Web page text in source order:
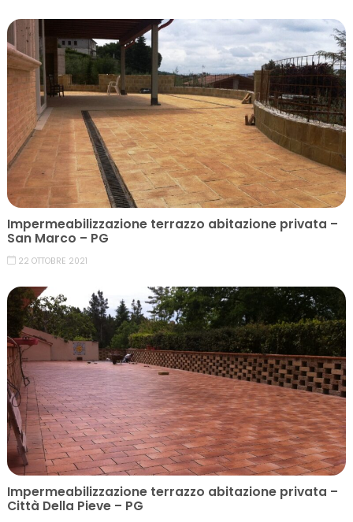
Impermeabilizzazione terrazzo abitazione privata –
San Marco – PG
22 OTTOBRE 2021
Impermeabilizzazione terrazzo abitazione privata –
Città Della Pieve – PG